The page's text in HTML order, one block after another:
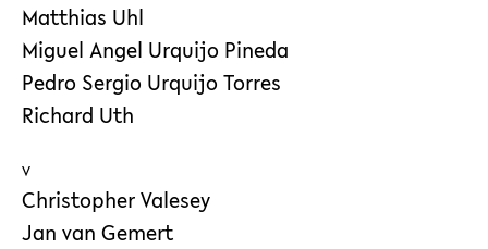
Matthias Uhl
Miguel Angel Urquijo Pineda
Pedro Sergio Urquijo Torres
Richard Uth
V
Christopher Valesey
Jan van Gemert